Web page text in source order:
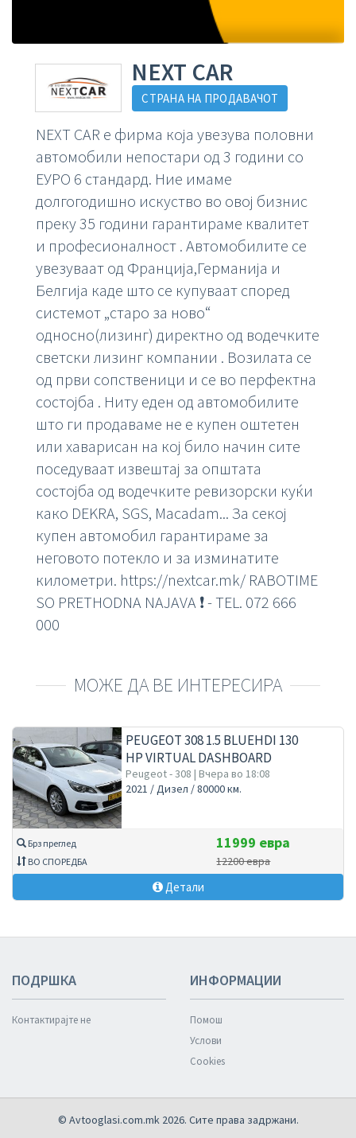
NEXT CAR
СТРАНА НА ПРОДАВАЧОТ
NEXT CAR е фирма која увезува половни
автомобили непостари од 3 години со
ЕУРО 6 стандард. Ние имаме
долгогодишно искуство во овој бизнис
преку 35 години гарантираме квалитет
и професионалност . Автомобилите се
увезуваат од Франција,Германија и
Белгија каде што се купуваат според
системот „старо за ново“
односно(лизинг) директно од водечките
светски лизинг компании . Возилата се
од први сопственици и се во перфектна
состојба . Ниту еден од автомобилите
што ги продаваме не е купен оштетен
или хаварисан на кој било начин сите
поседуваат извештај за општата
состојба од водечките ревизорски куќи
како DEKRA, SGS, Macadam... За секој
купен автомобил гарантираме за
неговото потекло и за изминатите
километри. https://nextcar.mk/ RABOTIME
SO PRETHODNA NAJAVA ❗️ - TEL. 072 666
000
МОЖЕ ДА ВЕ ИНТЕРЕСИРА
PEUGEOT 308 1.5 BLUEHDI 130
HP VIRTUAL DASHBOARD
ALLURE
Peugeot - 308 | Вчера во 18:08
2021 / Дизел / 80000 км.
Брз преглед
ВО СПОРЕДБА
11999 евра
12200 евра
Детали
ПОДРШКА
Контактирајте не
ИНФОРМАЦИИ
Помош
Услови
Cookies
© Avtooglasi.com.mk 2026. Сите права задржани.